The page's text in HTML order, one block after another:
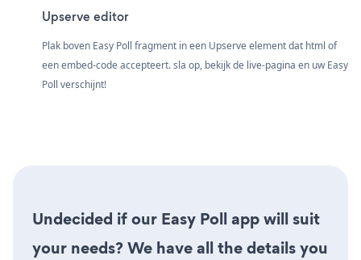
Upserve editor
Plak boven Easy Poll fragment in een Upserve element dat html of
een embed-code accepteert. sla op, bekijk de live-pagina en uw Easy
Poll verschijnt!
Undecided if our Easy Poll app will suit
your needs? We have all the details you